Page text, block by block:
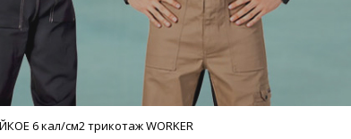
6 кал/см2 трикотаж WORKER